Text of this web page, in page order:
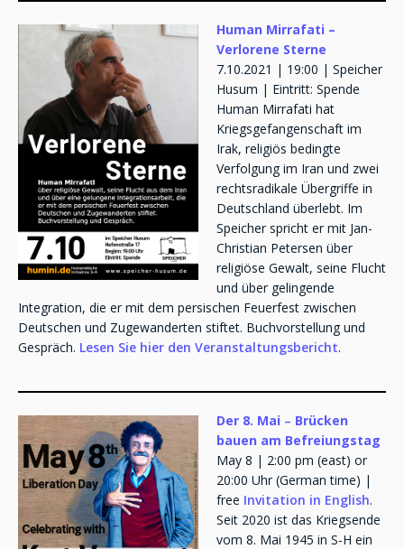
Human Mirrafati –
Verlorene Sterne
7.10.2021 | 19:00 | Speicher
Husum | Eintritt: Spende
Human Mirrafati hat
Kriegsgefangenschaft im
Irak, religiös bedingte
Verfolgung im Iran und zwei
rechtsradikale Übergriffe in
Deutschland überlebt. Im
Speicher spricht er mit Jan-
Christian Petersen über
religiöse Gewalt, seine Flucht
und über gelingende
Integration, die er mit dem persischen Feuerfest zwischen
Deutschen und Zugewanderten stiftet. Buchvorstellung und
Gespräch. Lesen Sie hier den Veranstaltungsbericht.
Der 8. Mai – Brücken
bauen am Befreiungstag
May 8 | 2:00 pm (east) or
20:00 Uhr (German time) |
free Invitation in English.
Seit 2020 ist das Kriegsende
vom 8. Mai 1945 in S-H ein